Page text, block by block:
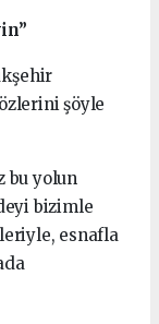
şöyle
bu yolun
bizimle
esnafla